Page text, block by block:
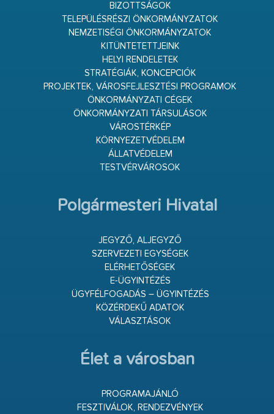
BIZOTTSÁGOK
TELEPÜLÉSRÉSZI ÖNKORMÁNYZATOK
NEMZETISÉGI ÖNKORMÁNYZATOK
KITÜNTETETTJEINK
HELYI RENDELETEK
STRATÉGIÁK, KONCEPCIÓK
PROJEKTEK, VÁROSFEJLESZTÉSI PROGRAMOK
ÖNKORMÁNYZATI CÉGEK
ÖNKORMÁNYZATI TÁRSULÁSOK
VÁROSTÉRKÉP
KÖRNYEZETVÉDELEM
ÁLLATVÉDELEM
TESTVÉRVÁROSOK
Polgármesteri Hivatal
JEGYZŐ, ALJEGYZŐ
SZERVEZETI EGYSÉGEK
ELÉRHETŐSÉGEK
E-ÜGYINTÉZÉS
ÜGYFÉLFOGADÁS – ÜGYINTÉZÉS
KÖZÉRDEKŰ ADATOK
VÁLASZTÁSOK
Élet a városban
PROGRAMAJÁNLÓ
FESZTIVÁLOK, RENDEZVÉNYEK